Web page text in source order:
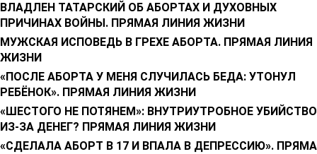
ВЛАДЛЕН ТАТАРСКИЙ ОБ АБОРТАХ И ДУХОВНЫХ
ПРИЧИНАХ ВОЙНЫ. ПРЯМАЯ ЛИНИЯ ЖИЗНИ
МУЖСКАЯ ИСПОВЕДЬ В ГРЕХЕ АБОРТА. ПРЯМАЯ ЛИНИЯ
ЖИЗНИ
«ПОСЛЕ АБОРТА У МЕНЯ СЛУЧИЛАСЬ БЕДА: УТОНУЛ
РЕБЁНОК». ПРЯМАЯ ЛИНИЯ ЖИЗНИ
«ШЕСТОГО НЕ ПОТЯНЕМ»: ВНУТРИУТРОБНОЕ УБИЙСТВО
ИЗ-ЗА ДЕНЕГ? ПРЯМАЯ ЛИНИЯ ЖИЗНИ
«СДЕЛАЛА АБОРТ В 17 И ВПАЛА В ДЕПРЕССИЮ».